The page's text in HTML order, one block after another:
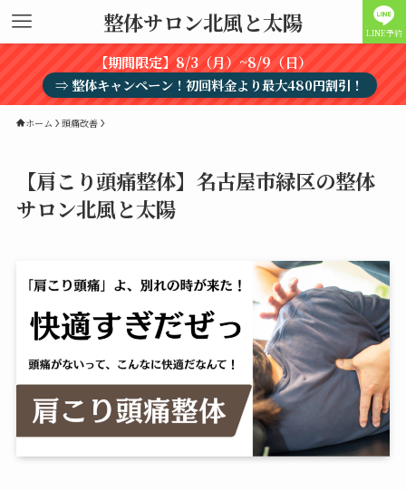
整体サロン北風と太陽 LINE予約
【期間限定】8/3（月）~8/9（日）
⇒ 整体キャンペーン！初回料金より最大480円割引！
ホーム 頭痛改善
【肩こり頭痛整体】名古屋市緑区の整体
サロン北風と太陽